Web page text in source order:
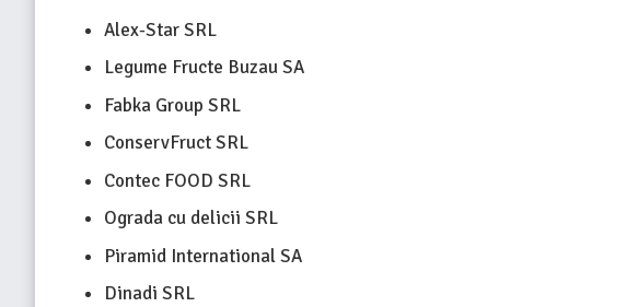
Alex-Star SRL
Legume Fructe Buzau SA
Fabka Group SRL
ConservFruct SRL
Contec FOOD SRL
Ograda cu delicii SRL
Piramid International SA
Dinadi SRL